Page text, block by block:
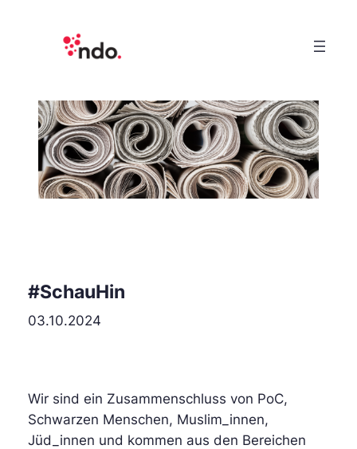
#SchauHin
03.10.2024
Wir sind ein Zusammenschluss von PoC,
Schwarzen Menschen, Muslim_innen,
Jüd_innen und kommen aus den Bereichen